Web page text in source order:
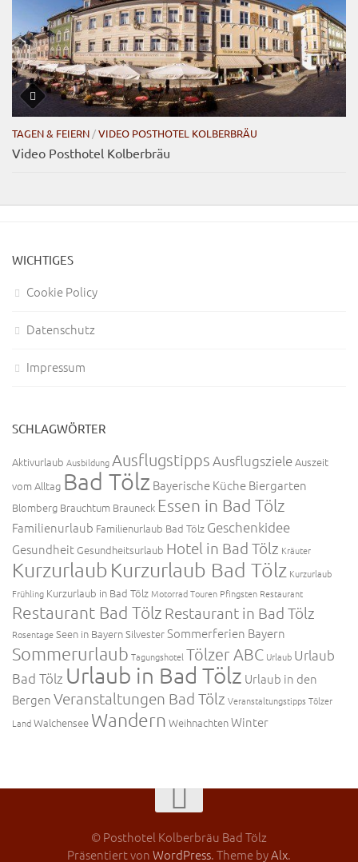
TAGEN & FEIERN /VIDEO POSTHOTEL KOLBERBRÄU
Video Posthotel Kolberbräu
WICHTIGES
Cookie Policy
Datenschutz
Impressum
SCHLAGWÖRTER
Aktivurlaub AusbildungAusflugstippsAusflugszieleAuszeit
vom Alltag Bad Tölz Bayerische KücheBiergarten
Blomberg Brauchtum Brauneck Essen in Bad Tölz
Familienurlaub Familienurlaub Bad Tölz Geschenkidee
Gesundheit Gesundheitsurlaub Hotel in Bad Tölz Kräuter
Kurzurlaub Kurzurlaub Bad Tölz Kurzurlaub
Frühling Kurzurlaub in Bad Tölz Motorrad Touren Pfingsten Restaurant
Restaurant Bad Tölz Restaurant in Bad Tölz
RosentageSeen in BayernSilvesterSommerferien Bayern
Sommerurlaub Tagungshotel Tölzer ABC Urlaub Urlaub
Bad Tölz Urlaub in Bad Tölz Urlaub in den
BergenVeranstaltungen Bad Tölz Veranstaltungstipps Tölzer
LandWalchensee Wandern WeihnachtenWinter
© Posthotel Kolberbräu Bad Tölz
Präsentiert vonWordPress. Theme byAlx.